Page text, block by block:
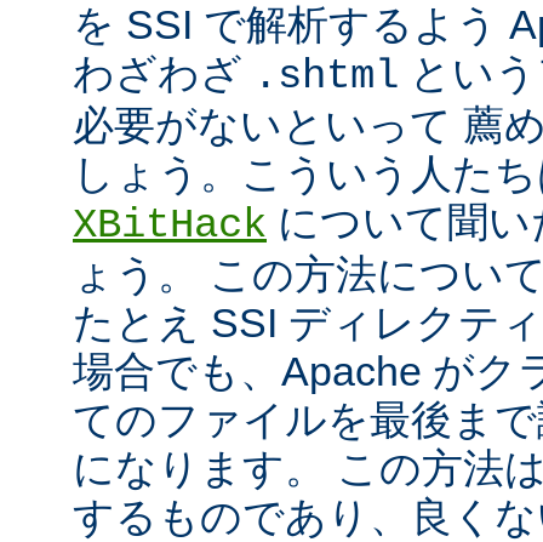
を SSI で解析するよう
わざわざ .shtml とい
必要がないといって 薦
しょう。こういう人た
XBitHack について聞
ょう。 この方法につい
たとえ SSI ディレクテ
場合でも、Apache がク
てのファイルを最後ま
になります。 この方法
するものであり、良く